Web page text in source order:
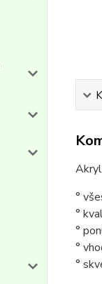
°
°
°
°
°